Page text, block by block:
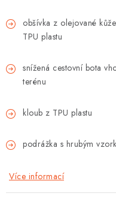
Podmínky ochrany
obšívka z olejované
TPU plastu
snížená cestovní bota
terénu
kloub z TPU plastu
podrážka s hrubým
Více informací